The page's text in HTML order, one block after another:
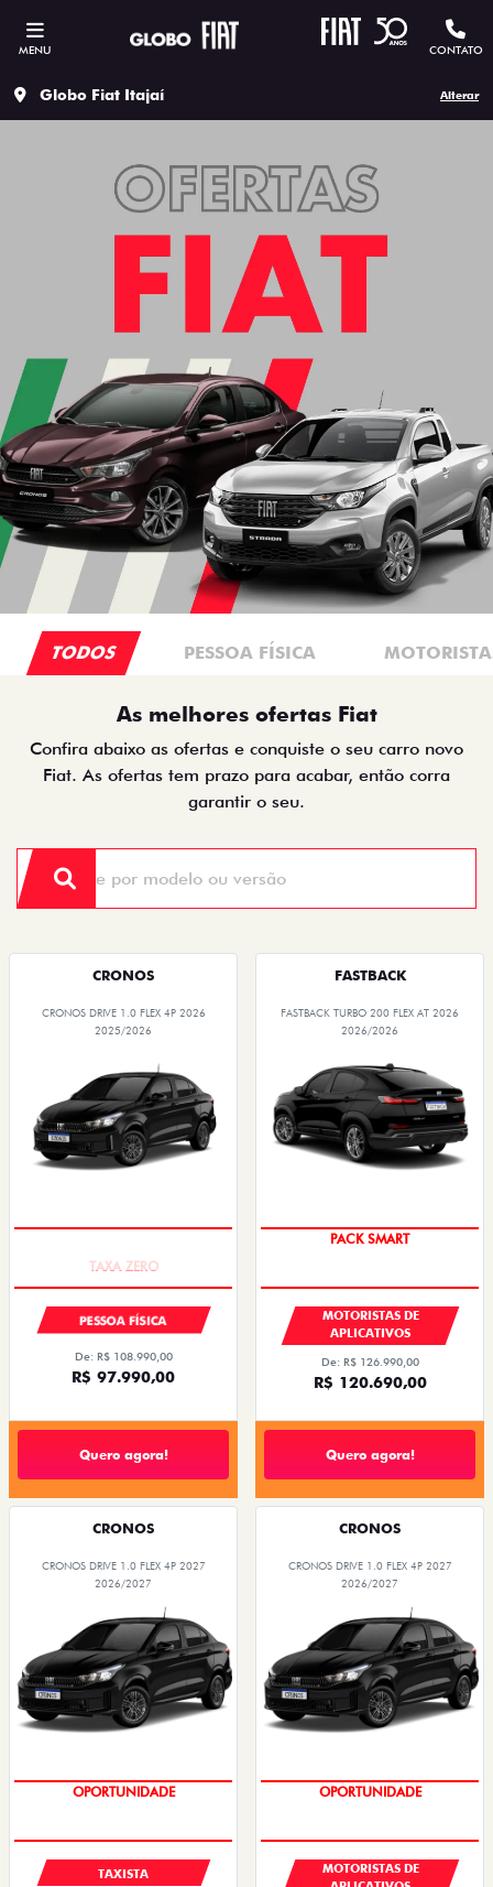
MENU CONTATO
Globo Fiat Itajaí Alterar
TODOS PESSOA FÍSICA
As melhores ofertas Fiat
Confira abaixo as ofertas e conquiste o seu carro novo
Fiat. As ofertas tem prazo para acabar, então corra
garantir o seu.
CRONOS
CRONOS DRIVE 1.0 FLEX 4P 2026
2025/2026
PESSOA FÍSICA
De: R$ 108.990,00
R$ 97.990,00
Quero agora!
FASTBACK
FASTBACK TURBO 200 FLEX AT 2026
2026/2026
PACK SMART
MOTORISTAS DE
APLICATIVOS
De: R$ 126.990,00
R$ 120.690,00
Quero agora!
CRONOS
CRONOS DRIVE 1.0 FLEX 4P 2027
2026/2027
OPORTUNIDADE
TAXISTA
CRONOS
CRONOS DRIVE 1.0 FLEX 4P 2027
2026/2027
OPORTUNIDADE
MOTORISTAS DE